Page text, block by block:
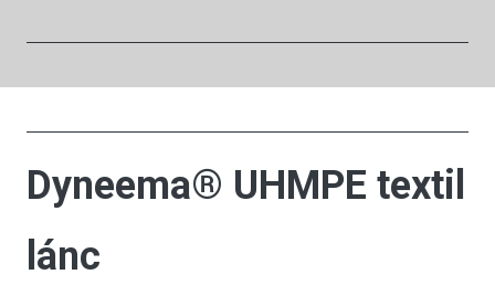
Dyneema® UHMPE textil
lánc